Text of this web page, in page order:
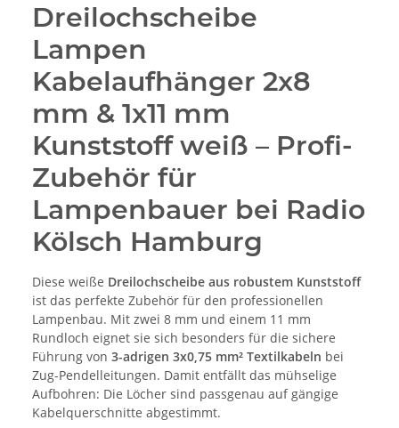
Dreilochscheibe
Lampen
Kabelaufhänger 2x8
mm & 1x11 mm
Kunststoff weiß – Profi-
Zubehör für
Lampenbauer bei Radio
Kölsch Hamburg
Diese weiße Dreilochscheibe aus robustem Kunststoff
ist das perfekte Zubehör für den professionellen
Lampenbau. Mit zwei 8 mm und einem 11 mm
Rundloch eignet sie sich besonders für die sichere
Führung von 3-adrigen 3x0,75 mm² Textilkabeln bei
Zug-Pendelleitungen. Damit entfällt das mühselige
Aufbohren: Die Löcher sind passgenau auf gängige
Kabelquerschnitte abgestimmt.